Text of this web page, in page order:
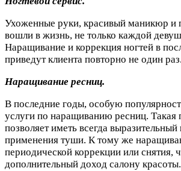
Ухоженные руки, красивый маникюр и
вошли в жизнь, не только каждой
Наращивание и коррекция ногтей в
приведут клиента повторно не один раз.
Наращивание ресниц.
В последние годы, особую
услуги по наращиванию ресниц. Такая
позволяет иметь всегда выразительный
применения туши. К тому же
периодической коррекции или снятия,
дополнительный доход салону красоты.